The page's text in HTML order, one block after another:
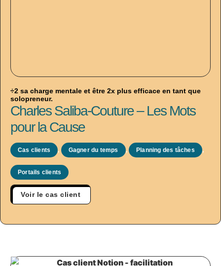
÷2 sa charge mentale et être 2x plus efficace en tant que
solopreneur.
Charles Saliba-Couture – Les Mots
pour la Cause
Cas clients , Gagner du temps , Planning des tâches ,
Portails clients
Voir le cas client